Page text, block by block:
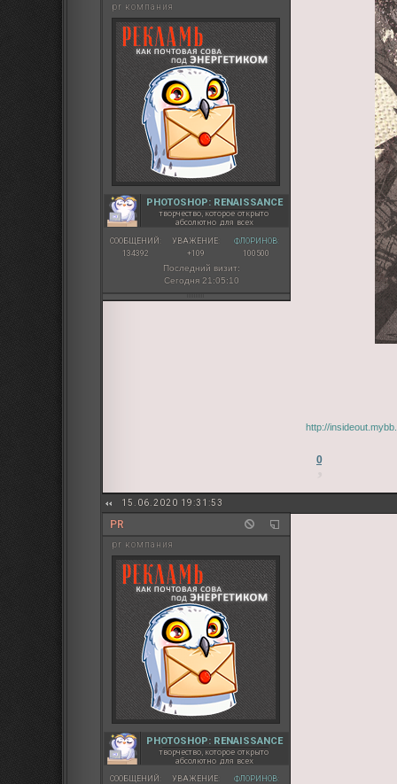
pr компания
PHOTOSHOP: RENAISSANCE
творчество, которое открыто
абсолютно для всех
СООБЩЕНИЙ:
134392
УВАЖЕНИЕ:
+109
ФЛОРИНОВ:
100500
Последний визит:
Сегодня 21:05:10
http://
0
15.06.2020 19:31:53
PR
pr компания
PHOTOSHOP: RENAISSANCE
творчество, которое открыто
абсолютно для всех
СООБЩЕНИЙ:
УВАЖЕНИЕ:
ФЛОРИНОВ: